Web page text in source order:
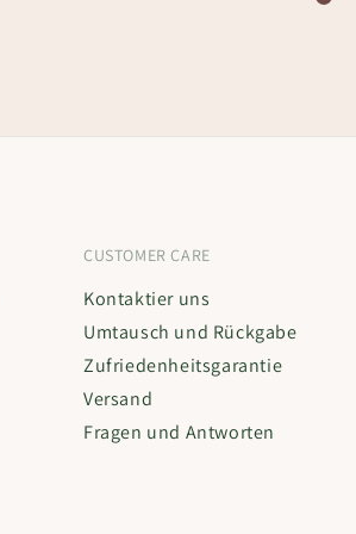
CUSTOMER CARE
Kontaktier uns
Umtausch und Rückgabe
Zufriedenheitsgarantie
Versand
Fragen und Antworten